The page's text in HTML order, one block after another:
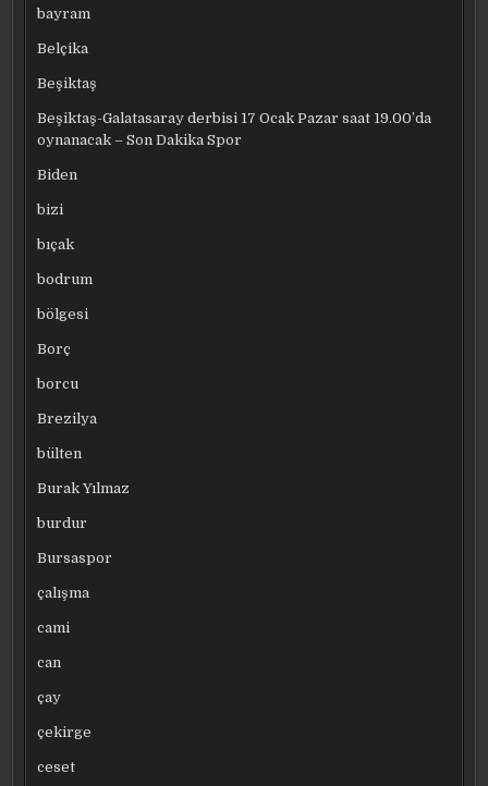
bayram
Belçika
Beşiktaş
Beşiktaş-Galatasaray derbisi 17 Ocak Pazar saat 19.00’da
oynanacak – Son Dakika Spor
Biden
bizi
bıçak
bodrum
bölgesi
Borç
borcu
Brezilya
bülten
Burak Yılmaz
burdur
Bursaspor
çalışma
cami
can
çay
çekirge
ceset